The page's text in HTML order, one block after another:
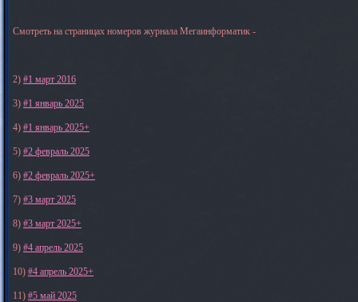
Смотреть на страницах номеров журнала Мегаинформатик -
2) #1 март 2016
3) #1 январь 2025
4) #1 январь 2025+
5) #2 февраль 2025
6) #2 февраль 2025+
7) #3 март 2025
8) #3 март 2025+
9) #4 апрель 2025
10) #4 апрель 2025+
11) #5 май 2025